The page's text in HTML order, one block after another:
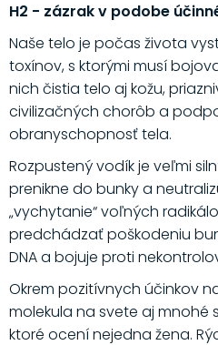
H2 - zázrak v podobe
Naše telo je počas života
toxínov, s ktorými musí
nich čistia telo aj kožu,
civilizačných chorôb a
obranyschopnosť tela.
Rozpustený vodík je veľmi
prenikne do bunky a
„vychytanie“ voľných
predchádzať poškodeniu
DNA a bojuje proti
Okrem pozitívnych účinkov
molekula na svete aj mnohé
ktoré ocení nejedna žena.